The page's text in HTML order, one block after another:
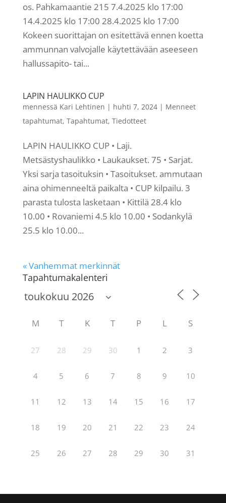
os. Pahkamaantie 215 7.4.2025 klo 17:00
14.4.2025 klo 17:00 28.4.2025 klo 17:00
Kokeen suorittajan on esitettävä ennen koetta
ammunnan valvojalle käytettävään aseeseen
hallussapito- tai...
LAPIN HAULIKKO CUP
mennessä Kari Lehtinen | huhti 7, 2024| Menneet
tapahtumat, Tapahtumat, Tiedotteet
LAPIN HAULIKKO CUP • Laji.
Metsästyshaulikko • Laukaukset. 75 • Sarjat.
Yksi sarja tasoituksin • Tasoitukset. ammutaan
aina ohimenneeltä paikalta • CUP kilpailu. 3
parasta tulosta lasketaan • Kittilä 28.4 klo
10.00 • Rovaniemi 4.5 klo 10.00 • Sodankylä
25.5 klo 10.00...
« Vanhemmat merkinnät
Tapahtumakalenteri
M T K T P L S
27 28 29 30 1 2 3
4 5 6 7 8 9 10
11 12 13 14 15 16 17
18 19 20 21 22 23 24
25 26 27 28 29 30 31